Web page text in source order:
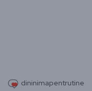
dininimapentrutine